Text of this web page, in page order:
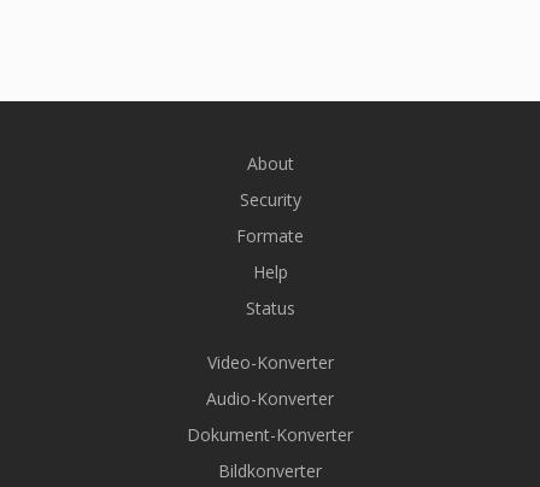
About
Security
Formate
Help
Status
Video-Konverter
Audio-Konverter
Dokument-Konverter
Bildkonverter